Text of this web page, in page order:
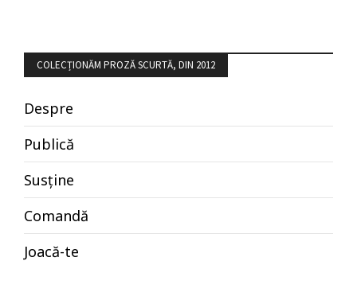
COLECȚIONĂM PROZĂ SCURTĂ, DIN 2012
Despre
Publică
Susține
Comandă
Joacă-te